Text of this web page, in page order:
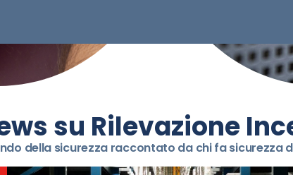
su Rilevazione
della sicurezza raccontato da chi fa sicurezza